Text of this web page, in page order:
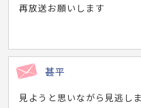
再放送お願いします
甚平
見ようと思いながら見逃し